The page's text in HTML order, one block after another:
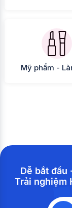
Mỹ phẩm -
Dễ bắt đầu
Trải nghiệm